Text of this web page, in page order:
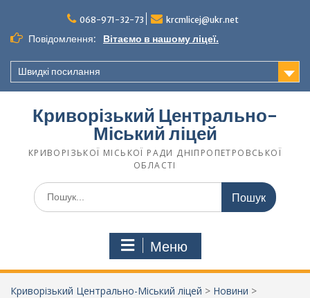
068-971-32-73 krcmlicej@ukr.net
Повідомлення: Вітаємо в нашому ліцеї.
Швидкі посилання
Криворізький Центрально-
Міський ліцей
КРИВОРІЗЬКОЇ МІСЬКОЇ РАДИ ДНІПРОПЕТРОВСЬКОЇ
ОБЛАСТІ
Меню
Криворізький Центрально-Міський ліцей > Новини >